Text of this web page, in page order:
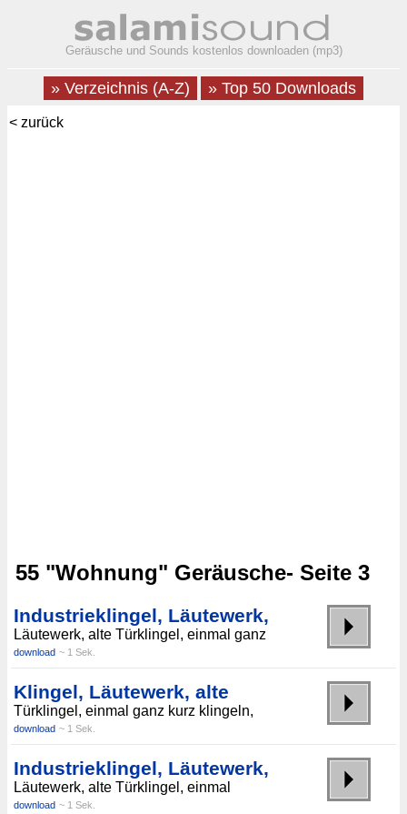
Geräusche und Sounds kostenlos downloaden (mp3)
» Verzeichnis (A-Z) » Top 50 Downloads
< zurück
55 "Wohnung" Geräusche- Seite 3
Industrieklingel, Läutewerk,
Läutewerk, alte Türklingel, einmal ganz
download ~ 1 Sek.
Klingel, Läutewerk, alte
Türklingel, einmal ganz kurz klingeln,
download ~ 1 Sek.
Industrieklingel, Läutewerk,
Läutewerk, alte Türklingel, einmal
download ~ 1 Sek.